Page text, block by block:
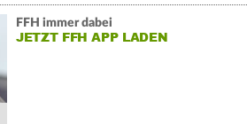
FFH immer dabei
JETZT FFH APP LADEN